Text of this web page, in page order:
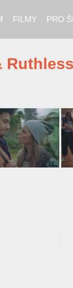
FILMY PRO
Ruthless